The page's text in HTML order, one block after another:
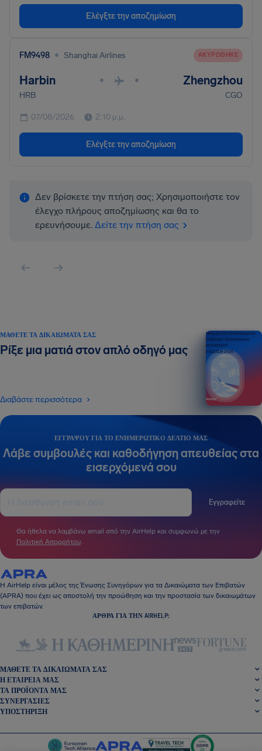
Ελέγξτε την αποζημίωση
FM9498 • Shanghai Airlines ΑΚΥΡΏΘΗΚΕ
Harbin • • Zhengzhou
HRB CGO
07/08/2026 2:10 μ.μ.
Ελέγξτε την αποζημίωση
Δεν βρίσκετε την πτήση σας; Χρησιμοποιήστε τον
έλεγχο πλήρους αποζημίωσης και θα το
ερευνήσουμε. Δείτε την πτήση σας
ΕΓΓΡΆΨΟΥ ΓΙΑ ΤΟ ΕΝΗΜΕΡΩΤΙΚΌ ΔΕΛΤΊΟ ΜΑΣ
Λάβε συμβουλές και καθοδήγηση απευθείας στα
εισερχόμενά σου
Εγγραφείτε
Θα ήθελα να λαμβάνω email από την AirHelp και συμφωνώ με την
Πολιτική Απορρήτου.
ΜΆΘΕΤΕ ΤΑ ΔΙΚΑΙΏΜΑΤΆ ΣΑΣ
Ρίξε μια ματιά στον απλό οδηγό μας
Διαβάστε περισσότερα
Οδηγός για τα δικαιώματα
επιβατών αεροπορικών
μεταφορών
ΕΚΔΟΣΗ 2026
Η AirHelp είναι μέλος της Ένωσης Συνηγόρων για τα Δικαιώματα των Επιβατών
(APRA) που έχει ως αποστολή την προώθηση και την προστασία των δικαιωμάτων
των επιβατών.
ΆΡΘΡΑ ΓΙΑ ΤΗΝ AIRHELP:
ΜΆΘΕΤΕ ΤΑ ΔΙΚΑΙΏΜΑΤΆ ΣΑΣ
Η ΕΤΑΙΡΕΊΑ ΜΑΣ
ΤΑ ΠΡΟΪΌΝΤΑ ΜΑΣ
ΣΥΝΕΡΓΑΣΊΕΣ
ΥΠΟΣΤΉΡΙΞΗ